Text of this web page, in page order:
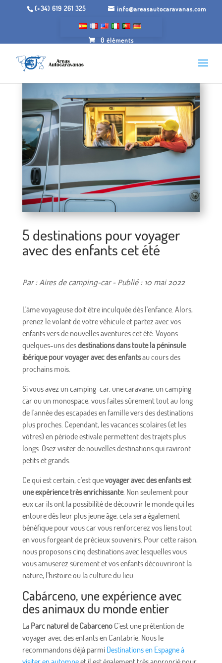
(+34) 619 261 325 info@areasautocaravanas.com
0 éléments
5 destinations pour voyager
avec des enfants cet été
Par : Aires de camping-car - Publié : 10 mai 2022
L'âme voyageuse doit être inculquée dès l'enfance. Alors,
prenez le volant de votre véhicule et partez avec vos
enfants vers de nouvelles aventures cet été. Voyons
quelques-uns desdestinations dans toute la péninsule
ibérique pour voyager avec des enfantsau cours des
prochains mois.
Si vous avez un camping-car, une caravane, un camping-
car ou un monospace, vous faites sûrement tout au long
de l'année des escapades en famille vers des destinations
plus proches. Cependant, les vacances scolaires (et les
vôtres) en période estivale permettent des trajets plus
longs. Osez visiter de nouvelles destinations qui raviront
petits et grands.
Ce qui est certain, c'est quevoyager avec des enfants est
une expérience très enrichissante. Non seulement pour
eux car ils ont la possibilité de découvrir le monde qui les
entoure dès leur plus jeune âge, cela sera également
bénéfique pour vous car vous renforcerez vos liens tout
en vous forgeant de précieux souvenirs. Pour cette raison,
nous proposons cinq destinations avec lesquelles vous
vous amuserez sûrement et vos enfants découvriront la
nature, l'histoire ou la culture du lieu.
Cabárceno, une expérience avec
des animaux du monde entier
La Parc naturel de CabarcenoC'est une prétention de
voyager avec des enfants en Cantabrie. Nous le
recommandons déjà parmi Destinations en Espagne à